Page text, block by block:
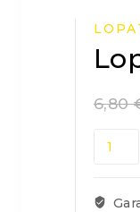
6,80
držala